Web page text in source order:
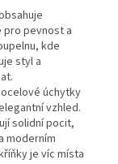
pevnost a
kde
styl a
úchytky
vzhled.
solidní pocit,
moderním
je víc místa